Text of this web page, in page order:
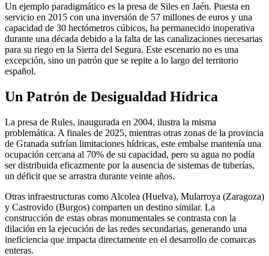
Un ejemplo paradigmático es la presa de Siles en Jaén. Puesta en
servicio en 2015 con una inversión de 57 millones de euros y una
capacidad de 30 hectómetros cúbicos, ha permanecido inoperativa
durante una década debido a la falta de las canalizaciones necesarias
para su riego en la Sierra del Segura. Este escenario no es una
excepción, sino un patrón que se repite a lo largo del territorio
español.
Un Patrón de Desigualdad Hídrica
La presa de Rules, inaugurada en 2004, ilustra la misma
problemática. A finales de 2025, mientras otras zonas de la provincia
de Granada sufrían limitaciones hídricas, este embalse mantenía una
ocupación cercana al 70% de su capacidad, pero su agua no podía
ser distribuida eficazmente por la ausencia de sistemas de tuberías,
un déficit que se arrastra durante veinte años.
Otras infraestructuras como Alcolea (Huelva), Mularroya (Zaragoza)
y Castrovido (Burgos) comparten un destino similar. La
construcción de estas obras monumentales se contrasta con la
dilación en la ejecución de las redes secundarias, generando una
ineficiencia que impacta directamente en el desarrollo de comarcas
enteras.